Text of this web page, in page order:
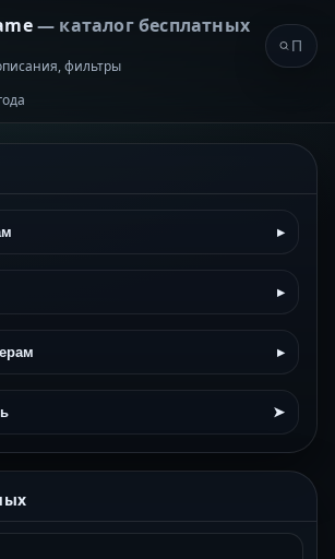
— каталог бесплатных
фильтры
▸
▸
▸
➤